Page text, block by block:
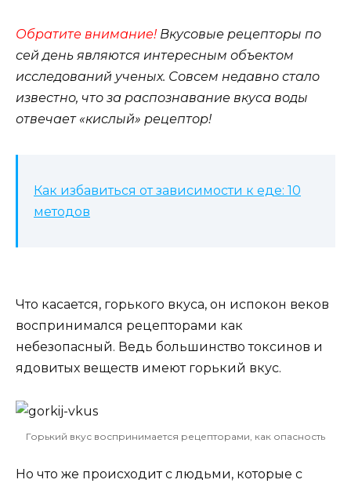
Обратите внимание! Вкусовые рецепторы по
сей день являются интересным объектом
исследований ученых. Совсем недавно стало
известно, что за распознавание вкуса воды
отвечает «кислый» рецептор!
Как избавиться от зависимости к еде: 10
методов
Что касается, горького вкуса, он испокон веков
воспринимался рецепторами как
небезопасный. Ведь большинство токсинов и
ядовитых веществ имеют горький вкус.
Горький вкус воспринимается рецепторами, как опасность
Но что же происходит с людьми, которые с